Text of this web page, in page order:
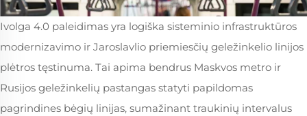
Ivolga 4.0 paleidimas yra logiška sisteminio infrastruktūros
modernizavimo ir Jaroslavlio priemiesčių geležinkelio linijos
plėtros tęstinuma. Tai apima bendrus Maskvos metro ir
Rusijos geležinkelių pastangas statyti papildomas
pagrindines bėgių linijas, sumažinant traukinių intervalus